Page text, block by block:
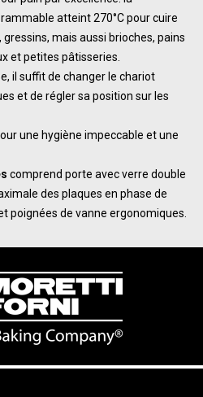
atteint 270°C pour cuire
mais aussi brioches, pains
et petites pâtisseries.
il suffit de changer le chariot
et de régler sa position sur les
une hygiène impeccable et une
comprend porte avec verre double
des plaques en phase de
poignées de vanne ergonomiques.